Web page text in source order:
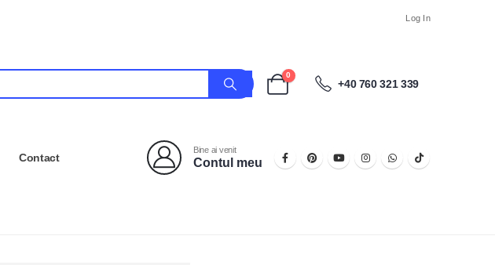
Log In
0
+40 760 321 339
Contact
Bine ai venit
Contul meu